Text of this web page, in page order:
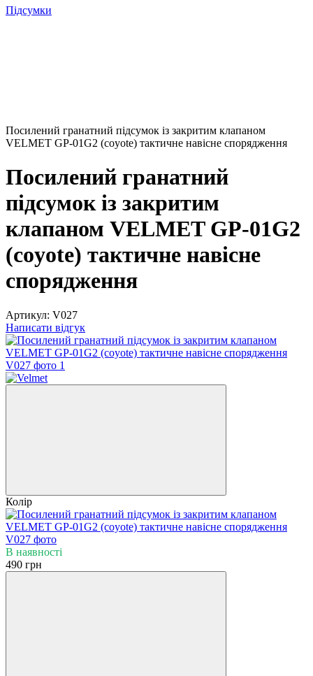
Підсумки
Посилений гранатний підсумок із закритим клапаном
VELMET GP-01G2 (coyote) тактичне навісне спорядження
Посилений гранатний
підсумок із закритим
клапаном VELMET GP-01G2
(coyote) тактичне навісне
спорядження
Артикул: V027
Написати відгук
Колір
В наявності
490 грн